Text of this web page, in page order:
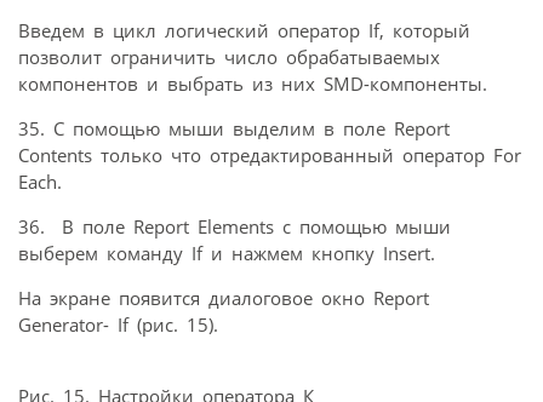
Введем в цикл логический оператор If, который
позволит ограничить число обрабатываемых
компонентов и выбрать из них SMD-компоненты.
35. С помощью мыши выделим в поле Report
Contents только что отредактированный оператор For
Each.
36. В поле Report Elements с помощью мыши
выберем команду If и нажмем кнопку Insert.
На экране появится диалоговое окно Report
Generator- If (рис. 15).
Рис. 15. Настройки оператора К